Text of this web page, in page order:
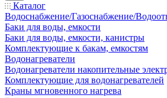
Каталог
Водоснабжение/Газоснабжение/
Баки для воды, емкости
Баки для воды, емкости, канистры
Комплектующие к бакам, емкостям
Водонагреватели
Водонагреватели накопительные
Комплектующие для водонагревателей
Краны мгновенного нагрева